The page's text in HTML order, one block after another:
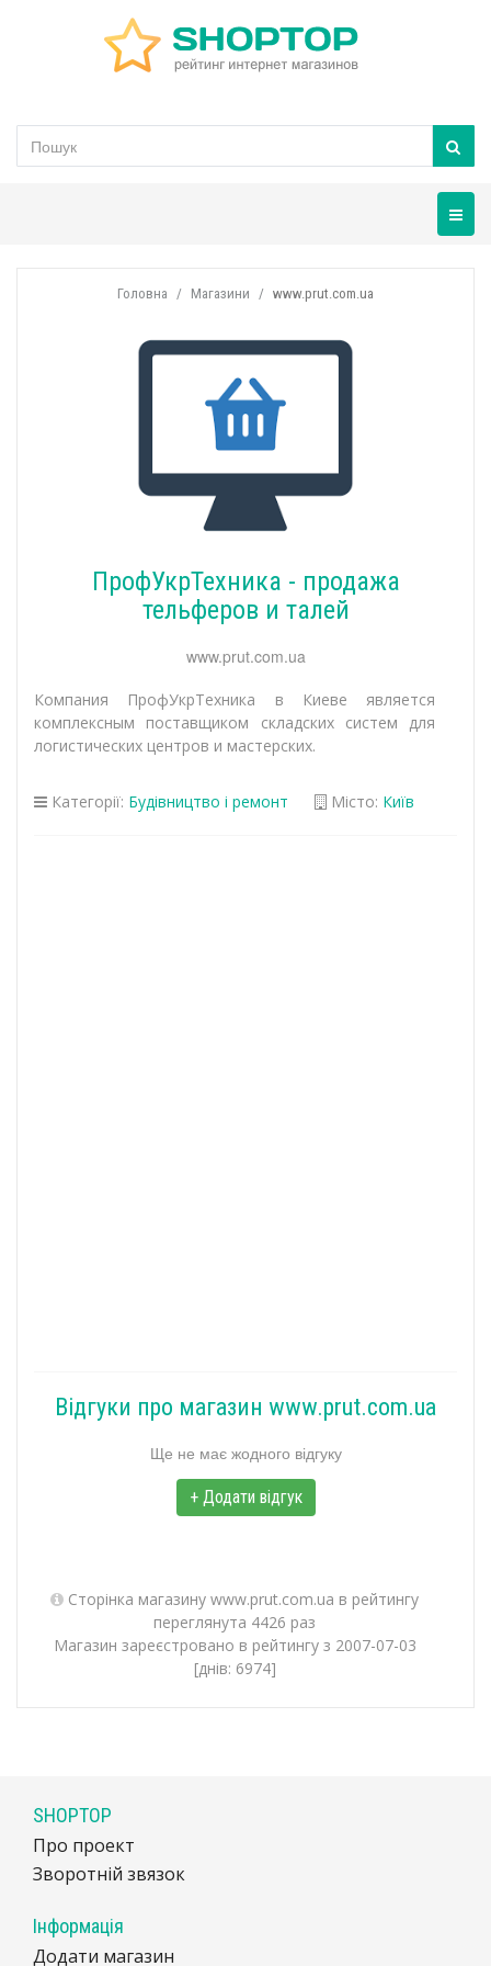
Головна Магазини www.prut.com.ua
ПрофУкрТехника - продажа
тельферов и талей
www.prut.com.ua
Компания ПрофУкрТехника в Киеве является
комплексным поставщиком складских систем для
логистических центров и мастерских.
Категорії: Будівництво і ремонт Місто: Київ
Відгуки про магазин www.prut.com.ua
Ще не має жодного відгуку
+ Додати відгук
Сторінка магазину www.prut.com.ua в рейтингу
переглянута 4426 раз
Магазин зареєстровано в рейтингу з 2007-07-03
[днів: 6974]
SHOPTOP
Про проект
Зворотній звязок
Інформація
Додати магазин